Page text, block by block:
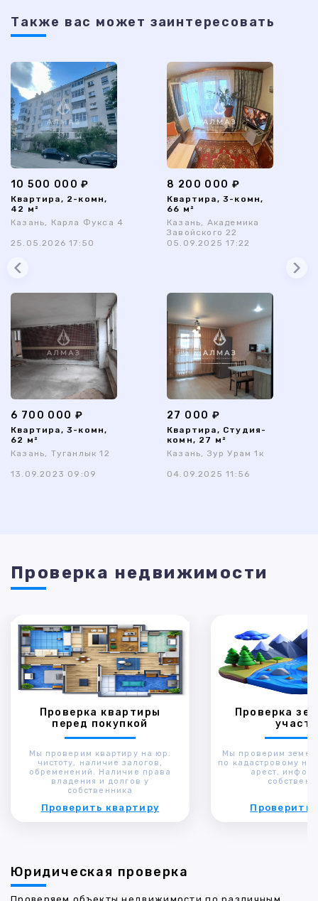
Также ваc может заинтересовать
10 500 000 ₽
Квартира, 2-комн,
42 м²
Казань, Карла Фукса 4
25.05.2026 17:50
8 200 000 ₽
Квартира, 3-комн,
66 м²
Казань, Академика
Завойского 22
05.09.2025 17:22
6 700 000 ₽
Квартира, 3-комн,
62 м²
Казань, Туганлык 12
13.09.2023 09:09
27 000 ₽
Квартира, Студия-
комн, 27 м²
Казань, Зур Урам 1к
04.09.2025 11:56
Проверка недвижимости
Проверка квартиры
перед покупкой
Мы проверим квартиру на юр.
чистоту, наличие залогов,
обременений. Наличие права
владения и долгов у
собственника
Проверить квартиру
Проверка
Мы проверим
по кадастровому
арест,
Проверить
Юридическая проверка